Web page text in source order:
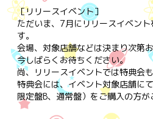
［リリースイベント］
ただいま、7月にリリースイベン
す。
会場、対象店舗などは決まり次第
今しばらくお待ちください。
尚、リリースイベントでは特典会も
特典会には、イベント対象店舗に
限定盤B、通常盤）をご購入の方が